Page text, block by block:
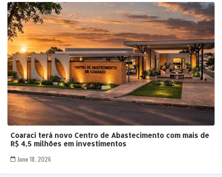
Coaraci terá novo Centro de Abastecimento com mais de
R$ 4,5 milhões em investimentos
June 18, 2026